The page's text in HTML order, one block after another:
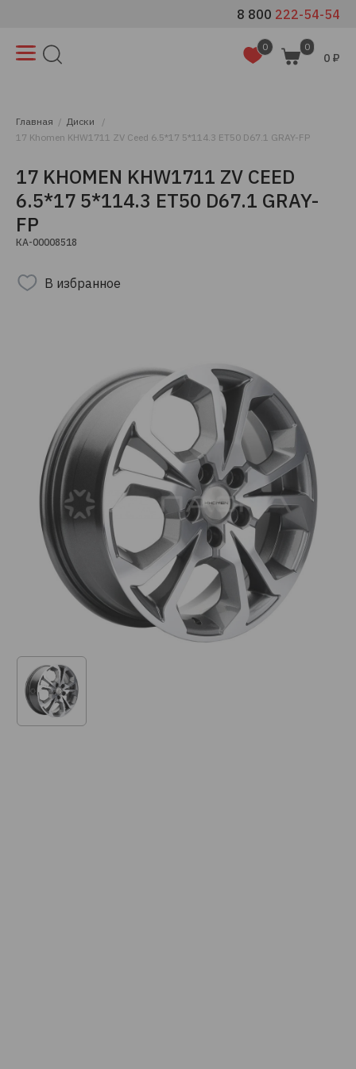
8 800 222-54-54
0 0
0 ₽
Главная
Диски
17 Khomen KHW1711 ZV Ceed 6.5*17 5*114.3 ET50 D67.1 GRAY-FP
17 KHOMEN KHW1711 ZV CEED
6.5*17 5*114.3 ET50 D67.1 GRAY-
FP
КА-00008518
В избранное